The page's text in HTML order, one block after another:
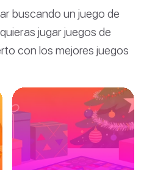
buscando un juego de
jugar juegos de
con los mejores juegos